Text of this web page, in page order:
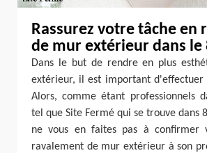
Rassurez votre tâche en
de mur extérieur dans le
Dans le but de rendre en plus
extérieur, il est important d'effectuer
Alors, comme étant professionnels
tel que Site Fermé qui se trouve dans
ne vous en faites pas à confirmer
ravalement de mur extérieur à son